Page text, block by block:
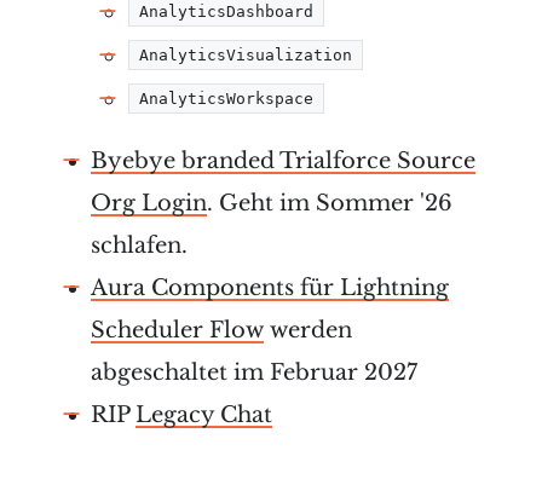
AnalyticsDashboard
AnalyticsVisualization
AnalyticsWorkspace
Byebye branded Trialforce Source
Org Login. Geht im Sommer '26
schlafen.
Aura Components für Lightning
Scheduler Flow werden
abgeschaltet im Februar 2027
RIPLegacy Chat